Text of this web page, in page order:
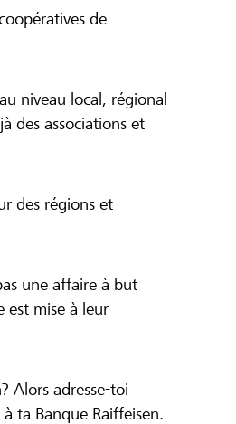
de
niveau local, régional
des associations et
des régions et
une affaire à but
est mise à leur
Alors adresse-toi
ta Banque Raiffeisen.